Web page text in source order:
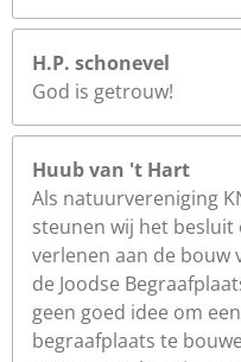
H.P. schonevel
God is getrouw!
Huub van 't Hart
Als natuurvereniging
steunen wij het besluit
verlenen aan de bouw
de Joodse
geen goed idee om
begraafplaats te